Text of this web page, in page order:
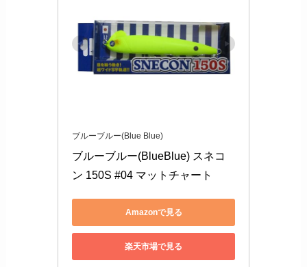
ブルーブルー(Blue Blue)
ブルーブルー(BlueBlue) スネコ
ン 150S #04 マットチャート
Amazonで見る
楽天市場で見る